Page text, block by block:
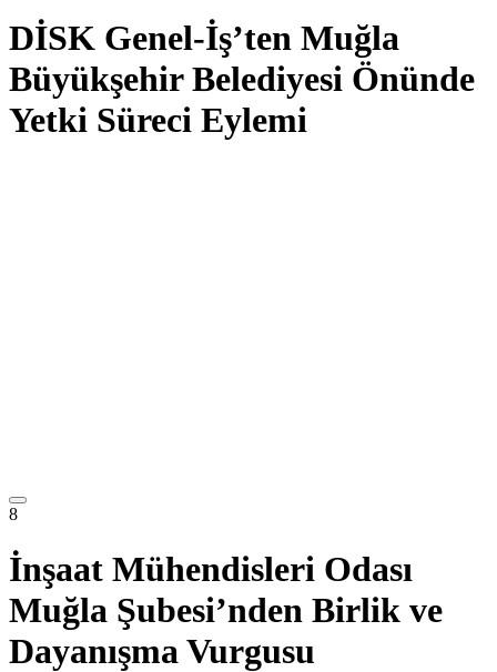
DİSK Genel-İş’ten Muğla
Büyükşehir Belediyesi Önünde
Yetki Süreci Eylemi
8
İnşaat Mühendisleri Odası
Muğla Şubesi’nden Birlik ve
Dayanışma Vurgusu